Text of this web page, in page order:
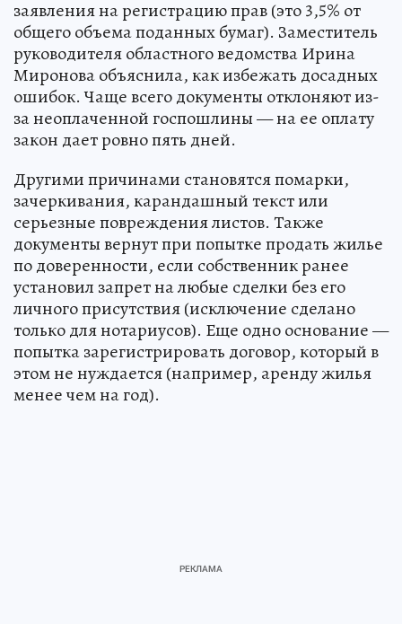
заявления на регистрацию прав (это 3,5% от
общего объема поданных бумаг). Заместитель
руководителя областного ведомства Ирина
Миронова объяснила, как избежать досадных
ошибок. Чаще всего документы отклоняют из-
за неоплаченной госпошлины — на ее оплату
закон дает ровно пять дней.
Другими причинами становятся помарки,
зачеркивания, карандашный текст или
серьезные повреждения листов. Также
документы вернут при попытке продать жилье
по доверенности, если собственник ранее
установил запрет на любые сделки без его
личного присутствия (исключение сделано
только для нотариусов). Еще одно основание —
попытка зарегистрировать договор, который в
этом не нуждается (например, аренду жилья
менее чем на год).